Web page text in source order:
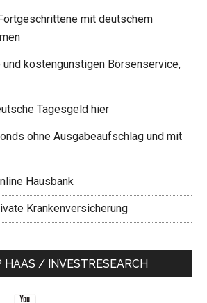
mit deutschem
und kostengünstigen Börsenservice,
Tagesgeld hier
ohne Ausgabeaufschlag und mit
Hausbank
Krankenversicherung
HAAS / INVESTRESEARCH